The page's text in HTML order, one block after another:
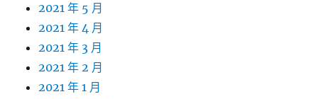
2021 年 5 月
2021 年 4 月
2021 年 3 月
2021 年 2 月
2021 年 1 月